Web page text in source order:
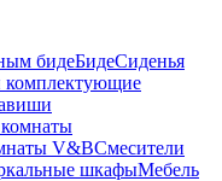
бидеБидеСиденья
комплектующие
V&BСмесители
шкафыМебель